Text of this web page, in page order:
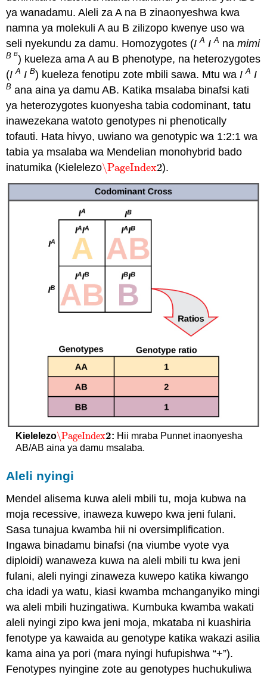
ya wanadamu. Aleli za A na B zinaonyeshwa kwa
namna ya molekuli A au B zilizopo kwenye uso wa
seli nyekundu za damu. Homozygotes (IA IA namimi
BB) kueleza ama A au B phenotype, na heterozygotes
(IA IB) kueleza fenotipu zote mbili sawa. Mtu waIA I
B ana aina ya damu AB. Katika msalaba binafsi kati
ya heterozygotes kuonyesha tabia codominant, tatu
inawezekana watoto genotypes ni phenotically
tofauti. Hata hivyo, uwiano wa genotypic wa 1:2:1 wa
tabia ya msalaba wa Mendelian monohybrid bado
inatumika (Kielelezo\PageIndex2
\PageIndex2).
Kielelezo\PageIndex2
\PageIndex2: Hii mraba Punnet inaonyesha
AB/AB aina ya damu msalaba.
Aleli nyingi
Mendel alisema kuwa aleli mbili tu, moja kubwa na
moja recessive, inaweza kuwepo kwa jeni fulani.
Sasa tunajua kwamba hii ni oversimplification.
Ingawa binadamu binafsi (na viumbe vyote vya
diploidi) wanaweza kuwa na aleli mbili tu kwa jeni
fulani, aleli nyingi zinaweza kuwepo katika kiwango
cha idadi ya watu, kiasi kwamba mchanganyiko mingi
wa aleli mbili huzingatiwa. Kumbuka kwamba wakati
aleli nyingi zipo kwa jeni moja, mkataba ni kuashiria
fenotype ya kawaida au genotype katika wakazi asilia
kama aina ya pori (mara nyingi hufupishwa “+”).
Fenotypes nyingine zote au genotypes huchukuliwa